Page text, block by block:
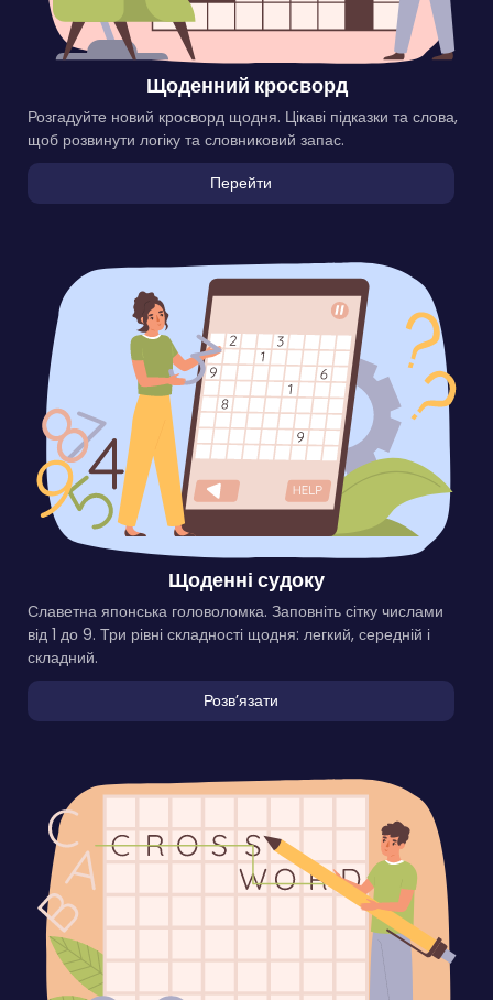
Щоденний кросворд
Розгадуйте новий кросворд щодня. Цікаві підказки та слова,
щоб розвинути логіку та словниковий запас.
Перейти
Щоденні судоку
Славетна японська головоломка. Заповніть сітку числами
від 1 до 9. Три рівні складності щодня: легкий, середній і
складний.
Розвʼязати